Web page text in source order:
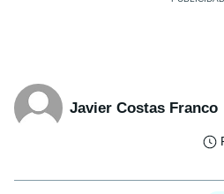
Javier Costas Franco